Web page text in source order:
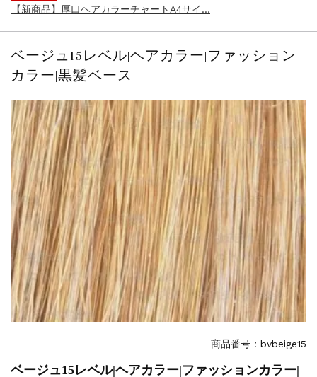
【新商品】厚口ヘアカラーチャートA4サイ...
新着情報
2026.7.13
2026年度夏季・シルバーウィーク休業の...
【新商品】厚口ヘアカラーチャートA4サイ...
新着情報
2024.4.10
在庫処分セールのお知らせ【なくなり次第終...
ベージュ15レベル|ヘアカラー|ファッション
カラー|黒髪ベース
商品番号：bvbeige15
ベージュ15レベル|ヘアカラー|ファッションカラー|